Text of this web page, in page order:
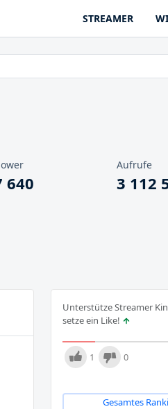
STREAMER
640
Aufrufe
3 112
Unterstütze Streamer
setze ein Like!
1 0
Gesamtes